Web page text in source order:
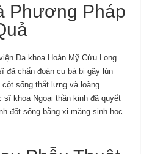
Phương Pháp
Đa khoa Hoàn Mỹ Cửu Long
đã chẩn đoán cụ bà bị gãy lún
sống thắt lưng và loãng
khoa Ngoại thần kinh đã quyết
đốt sống bằng xi măng sinh học